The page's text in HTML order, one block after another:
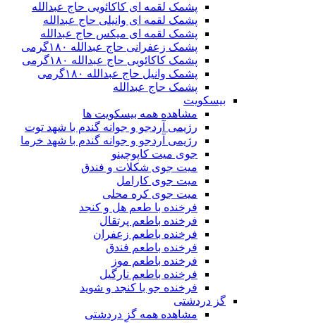
پشمک لقمه ای کاکائویی حاج عبدالله
پشمک لقمه ای وانیلی حاج عبدالله
پشمک لقمه ای میکس حاج عبدالله
پشمک زعفرانی حاج عبدالله ۱۸۰گرمی
پشمک کاکائویی حاج عبدالله ۱۸۰گرمی
پشمک وانیل حاج عبدالله ۱۸۰گرمی
پشمک حاج عبدالله
بیسکویت
مشاهده همه بیسکویت ها
رژیمی آردجو و جوانه گندم با شهد توت
رژیمی آردجو و جوانه گندم با شهد خرما
جوی میت کاپوچینو
میت جوی شکلات و فندق
میت جوی کارامل
میت جوی کره محلی
فرخنده با طعم هل و کنجد
فرخنده باطعم پرتقال
فرخنده باطعم زعفران
فرخنده باطعم فندق
فرخنده باطعم موز
فرخنده باطعم نارگیل
فرخنده جو با کنجد و شوید
گز دردشتی
مشاهده همه گز دردشتی